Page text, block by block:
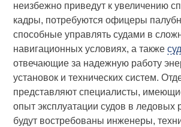
неизбежно приведут к увеличению
кадры, потребуются офицеры
способные управлять судами в
навигационных условиях, а также
отвечающие за надежную работу
установок и технических систем.
представляют специалисты,
опыт эксплуатации судов в ледовых
будут востребованы инженеры,